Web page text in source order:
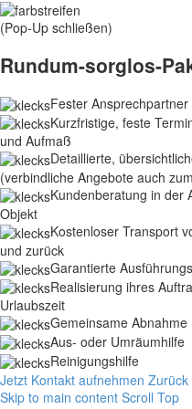
(Pop-Up schließen)
Rundum-sorglos-
Fester
Kurzfristige, feste
und Aufmaß
Detaillierte,
(verbindliche Angebote auch
Kundenberatung in der
Objekt
Kostenloser Transport
und zurück
Garantierte
Realisierung ihres
Urlaubszeit
Gemeinsame
Aus- oder Umräumhilfe
Reinigungshilfe
Jetzt Kontakt aufnehmen Zurück
Skip to main content Scroll Top